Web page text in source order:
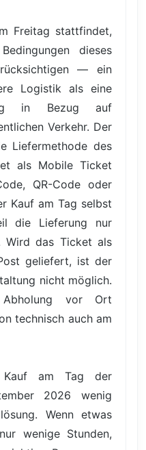
Freitag stattfindet,
dieses
— ein
Logistik als eine
in Bezug auf
Verkehr. Der
Liefermethode des
als Mobile Ticket
QR-Code oder
Kauf am Tag selbst
die Lieferung nur
Wird das Ticket als
geliefert, ist der
nicht möglich.
vor Ort
technisch auch am
Kauf am Tag der
2026 wenig
Wenn etwas
wenige Stunden,